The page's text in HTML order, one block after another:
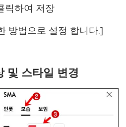
릭하여 저장
방법으로 설정 합니다.]
및 스타일 변경